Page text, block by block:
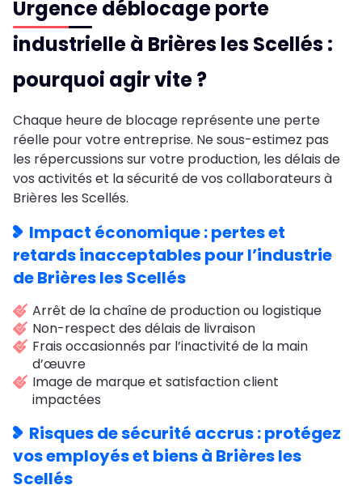
Urgence déblocage porte
industrielle à Brières les Scellés :
pourquoi agir vite ?
Chaque heure de blocage représente une perte
réelle pour votre entreprise. Ne sous-estimez pas
les répercussions sur votre production, les délais de
vos activités et la sécurité de vos collaborateurs à
Brières les Scellés.
Impact économique : pertes et
retards inacceptables pour l’industrie
de Brières les Scellés
Arrêt de la chaîne de production ou logistique
Non-respect des délais de livraison
Frais occasionnés par l’inactivité de la main
d’œuvre
Image de marque et satisfaction client
impactées
Risques de sécurité accrus : protégez
vos employés et biens à Brières les
Scellés